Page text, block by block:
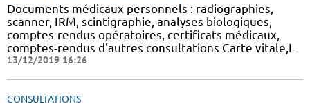
Documents médicaux personnels : radiographies,
scanner, IRM, scintigraphie, analyses biologiques,
comptes-rendus opératoires, certificats médicaux,
comptes-rendus d'autres consultations Carte vitale,L
13/12/2019 16:26
CONSULTATIONS